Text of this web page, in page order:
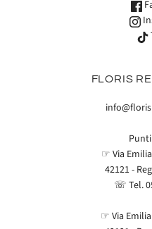
FLORIS
☞ Via
42121 -
☏ Tel.
☞ Via